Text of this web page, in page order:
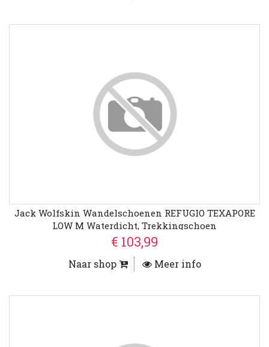
Jack Wolfskin Wandelschoenen REFUGIO TEXAPORE
LOW M Waterdicht, Trekkingschoen
€ 103,99
Naar shop Meer info